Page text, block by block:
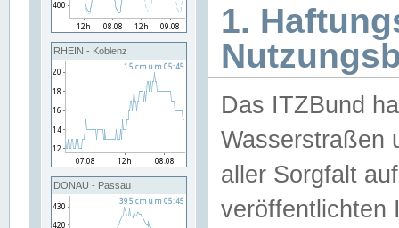
RHEIN - Koblenz
DONAU - Passau
1.
Das ITZBund
Wasserstraßen
aller Sorgfalt
veröffentlichten